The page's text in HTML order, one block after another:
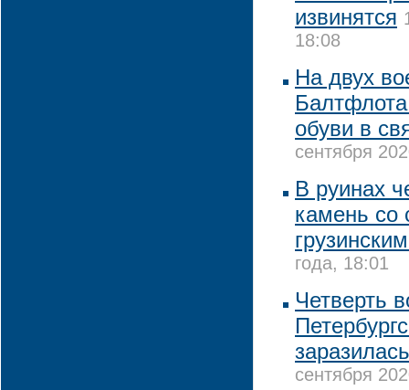
извинятся
18:08
На двух
обуви в
сентября
В руинах
камень со
года, 18:01
Четверть
сентября